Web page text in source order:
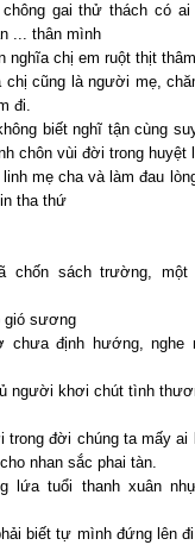
gai thử thách có
... thân mình
nghĩa chị em ruột thịt
chị cũng là người mẹ,
đi.
biết nghĩ tận cùng
chôn vùi đời trong huyệt
linh mẹ cha và làm đau
tha thứ
chốn sách trường, một
sương
chưa định hướng, nghe
người khơi chút tình
trong đời chúng ta mấy ai
nhan sắc phai tàn.
lứa tuổi thanh xuân
biết tự mình đứng lên